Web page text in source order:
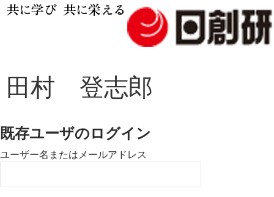
共に学び 共に栄える
田村 登志郎
既存ユーザのログイン
ユーザー名またはメールアドレス